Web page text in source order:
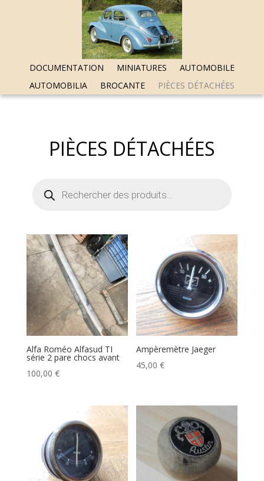
DOCUMENTATION MINIATURES
AUTOMOBILE
AUTOMOBILIA
BROCANTE PIÈCES DÉTACHÉES
PIÈCES DÉTACHÉES
produits
Alfa Roméo Alfasud TI
série 2 pare chocs avant
100,00 €
Ampèremètre Jaeger
45,00€